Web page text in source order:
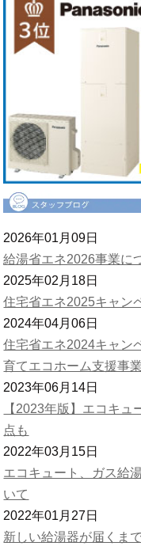
2026年01月09日
給湯省エネ2026事業に
2025年02月18日
住宅省エネ2025キャン
2024年04月06日
住宅省エネ2024キャン
育てエコホーム支援事業
2023年06月14日
【2023年版】エコキ
点も
2022年03月15日
エコキュート、ガス給
いて
2022年01月27日
新しい給湯器が届くま